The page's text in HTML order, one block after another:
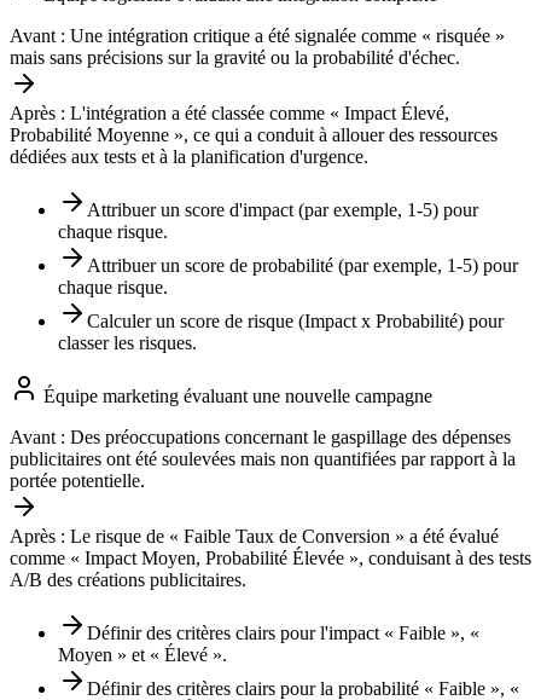
Avant : Une intégration critique a été signalée comme « risquée »
mais sans précisions sur la gravité ou la probabilité d'échec.
Après : L'intégration a été classée comme « Impact Élevé,
Probabilité Moyenne », ce qui a conduit à allouer des ressources
dédiées aux tests et à la planification d'urgence.
Attribuer un score d'impact (par exemple, 1-5) pour
chaque risque.
Attribuer un score de probabilité (par exemple, 1-5) pour
chaque risque.
Calculer un score de risque (Impact x Probabilité) pour
classer les risques.
Équipe marketing évaluant une nouvelle campagne
Avant : Des préoccupations concernant le gaspillage des dépenses
publicitaires ont été soulevées mais non quantifiées par rapport à la
portée potentielle.
Après : Le risque de « Faible Taux de Conversion » a été évalué
comme « Impact Moyen, Probabilité Élevée », conduisant à des tests
A/B des créations publicitaires.
Définir des critères clairs pour l'impact « Faible », «
Moyen » et « Élevé ».
Définir des critères clairs pour la probabilité « Faible », «